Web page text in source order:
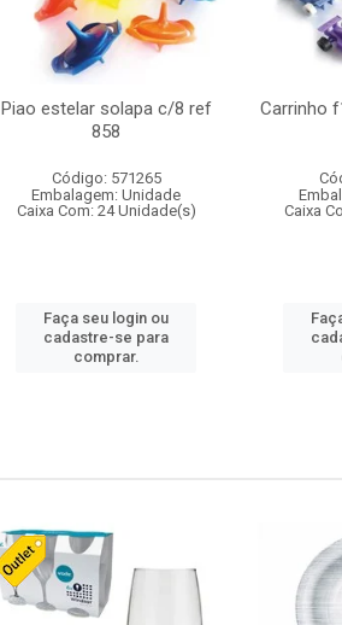
Piao estelar solapa c/8 ref
858
Código: 571265
Embalagem: Unidade
Caixa Com: 24 Unidade(s)
Faça seu login ou
cadastre-se para
comprar.
Carrinho
Caixa